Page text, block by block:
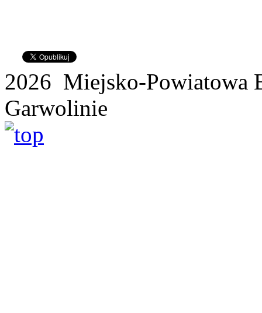
2026 Miejsko-Powiatowa
Garwolinie